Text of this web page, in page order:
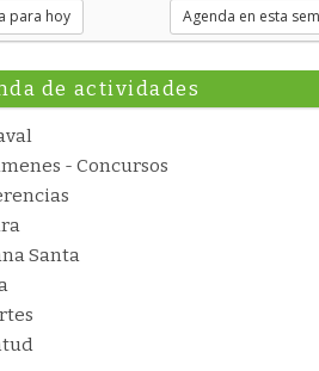
para hoy Agenda en esta
de actividades
- Concursos
Santa